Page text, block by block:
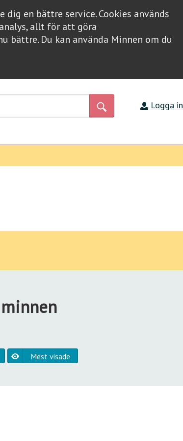
en bättre service. Cookies används
allt för att göra
bättre. Du kan använda Minnen om du
Logga in
Mest visade